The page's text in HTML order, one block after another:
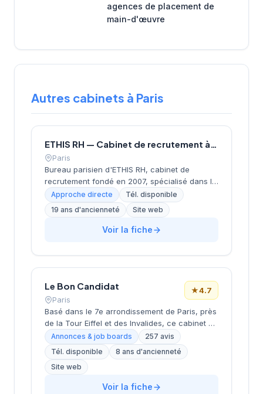
agences de placement de
main-d'œuvre
Autres cabinets à Paris
ETHIS RH — Cabinet de recrutement à Paris
Paris
Bureau parisien d'ETHIS RH, cabinet de
recrutement fondé en 2007, spécialisé dans le
conseil en ressources humaines, le
recrutement de cadres et dirigeants, le
coaching et l'outplacement. Situé au 16 rue de
Monceau dans le 8e arrondissement de Paris,
Approche directe
Tél. disponible
19 ans d'ancienneté
Site web
Voir la fiche
Le Bon Candidat
Paris
★4.7
Basé dans le 7e arrondissement de Paris, près
de la Tour Eiffel et des Invalides, ce cabinet de
recrutement bénéficie d'une localisation
prestigieuse au cœur de la capitale. Installé
rue de Bellechasse, il accompagne les
entreprises dans leurs recrutements avec une
approche personnalisée. La structure affiche
Annonces & job boards
257 avis
Tél. disponible
8 ans d'ancienneté
Site web
Voir la fiche